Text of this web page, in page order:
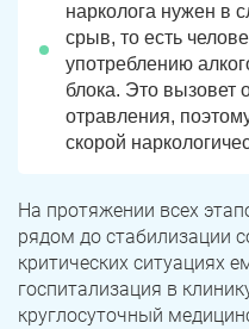
нарколога нужен в
срыв, то есть
употреблению
блока. Это вызовет
отравления,
скорой
На протяжении всех
рядом до стабилизации
критических ситуациях
госпитализация в
круглосуточный